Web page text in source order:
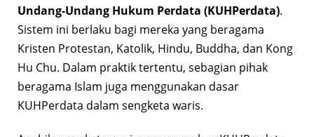
Undang-Undang Hukum Perdata (KUHPerdata).
Sistem ini berlaku bagi mereka yang beragama
Kristen Protestan, Katolik, Hindu, Buddha, dan Kong
Hu Chu. Dalam praktik tertentu, sebagian pihak
beragama Islam juga menggunakan dasar
KUHPerdata dalam sengketa waris.